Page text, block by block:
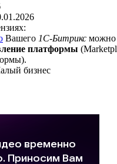
Вашего 1С-Битрикс можно
платформы (
).
бизнес